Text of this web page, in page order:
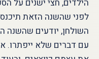
הילדים, חצי ישנים על
לפני שהשנה הזאת
השולחן, יודעים שהשנה
עם דברים שלא ייפתרו.